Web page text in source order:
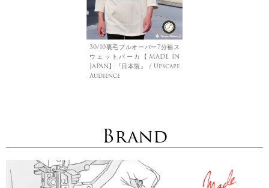
30/10裏毛プルオーバー7分袖ス
ウェットパーカ【MADE IN
JAPAN】『日本製』 / Upscape
Audience
Brand